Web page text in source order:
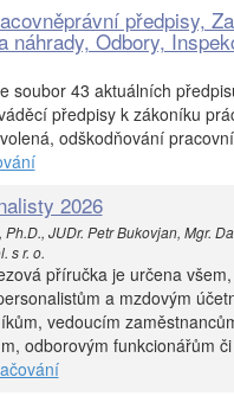
předpisy,
náhrady, Odbory,
soubor 43 aktuálních
předpisy k zákoníku
odškodňování
2026
JUDr. Petr Bukovjan, Mgr.
s r. o.
příručka je určena
a mzdovým
vedoucím
odborovým funkcionářům